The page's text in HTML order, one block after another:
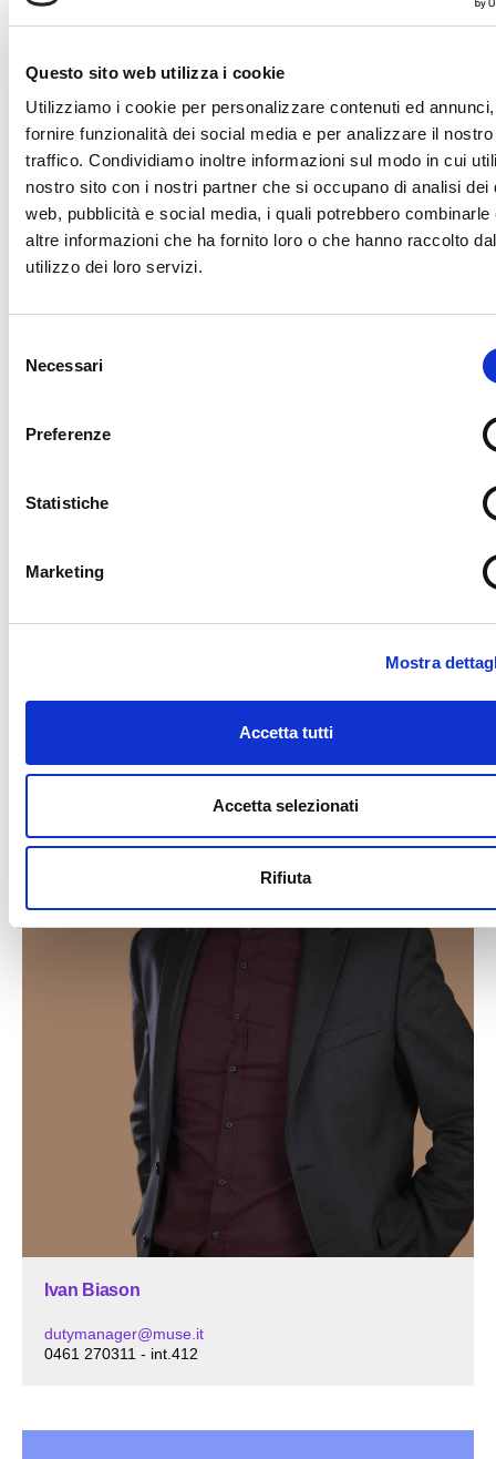
Questo sito web utilizza i cookie
Utilizziamo i cookie per personalizzare contenuti ed
fornire funzionalità dei social media e per analizzare il nostro
traffico. Condividiamo inoltre informazioni sul modo in cui
nostro sito con i nostri partner che si occupano di analisi dei
web, pubblicità e social media, i quali potrebbero combinarle
altre informazioni che ha fornito loro o che hanno raccolto
utilizzo dei loro servizi.
delNecessari
Preferenze
Statistiche
Marketing
Mostra
Accetta tutti
Accetta selezionati
Rifiuta
gianluca.valle@muse.it
0461 270330
Ivan Biason
dutymanager@muse.it
0461 270311 - int.412